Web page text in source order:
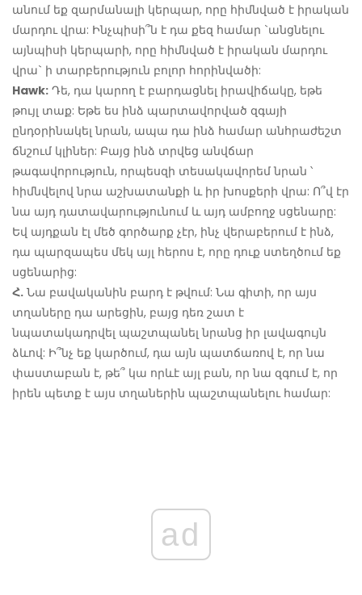
անում եք զարմանալի կերպար, որը հիմնված է իրական
մարդու վրա: Ինչպիսի՞ն է դա քեզ համար `անցնելու
այնպիսի կերպարի, որը հիմնված է իրական մարդու
վրա` ի տարբերություն բոլոր հորինվածի:
Hawk: Դե, դա կարող է բարդացնել իրավիճակը, եթե
թույլ տաք: Եթե ​​ես ինձ պարտավորված զգայի
ընդօրինակել նրան, ապա դա ինձ համար անհրաժեշտ
ճնշում կլիներ: Բայց ինձ տրվեց անվճար
թագավորություն, որպեսզի տեսակավորեմ նրան ՝
հիմնվելով նրա աշխատանքի և իր խոսքերի վրա: Ո՞վ էր
նա այդ դատավարությունում և այդ ամբողջ սցենարը:
Եվ այդքան էլ մեծ գործարք չէր, ինչ վերաբերում է ինձ,
դա պարզապես մեկ այլ հերոս է, որը դուք ստեղծում եք
սցենարից:
Հ. Նա բավականին բարդ է թվում: Նա գիտի, որ այս
տղաները դա արեցին, բայց դեռ շատ է
նպատակադրվել պաշտպանել նրանց իր լավագույն
ձևով: Ի՞նչ եք կարծում, դա այն պատճառով է, որ նա
փաստաբան է, թե՞ կա որևէ այլ բան, որ նա զգում է, որ
իրեն պետք է այս տղաներին պաշտպանելու համար:
ad